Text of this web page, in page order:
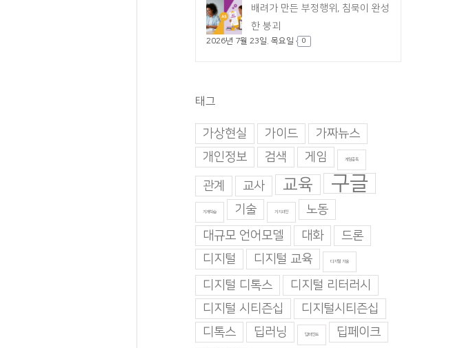
배려가 만든 부정행위, 침묵이 완성
한 붕괴
2026년 7월 23일. 목요일 0
태그
가상현실 가이드
가짜뉴스
개인정보
검색 게임 게임중독
관계 교사 교육 구글
기계학습 기술 기지과인
노동
대규모 언어모델
대화
드론
디지털
디지털 교육 디지털 기술
디지털 디톡스
디지털 리터러시
디지털 시티즌십
디지털시티즌십
디톡스
딥러닝 딥마인드 딥페이크